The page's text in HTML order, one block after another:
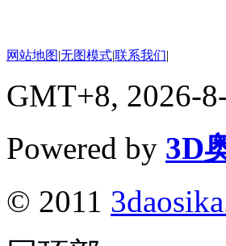
网站地图|无图模式|联系我们|
GMT+8, 2026-
Powered by 3D
© 2011